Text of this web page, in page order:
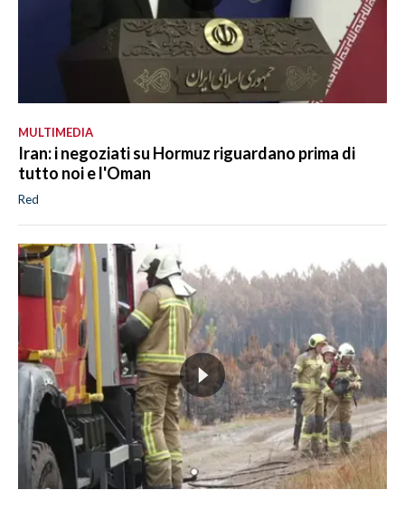
MULTIMEDIA
Iran: i negoziati su Hormuz riguardano prima di
tutto noi e l'Oman
Red